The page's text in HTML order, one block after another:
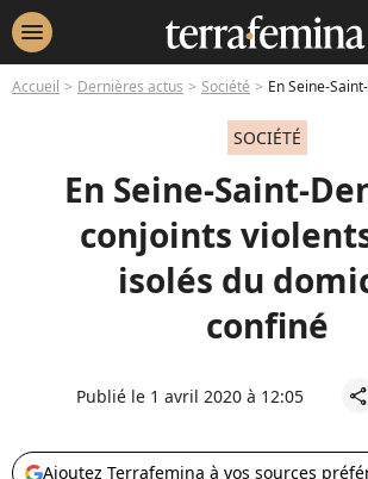
menu
Accueil Dernières actus Société En Seine-Saint-Denis, les
SOCIÉTÉ
En Seine-Saint-
conjoints
isolés du
confiné
Publié le 1 avril 2020 à 12:05 share
Ajoutez Terrafemina à vos sources